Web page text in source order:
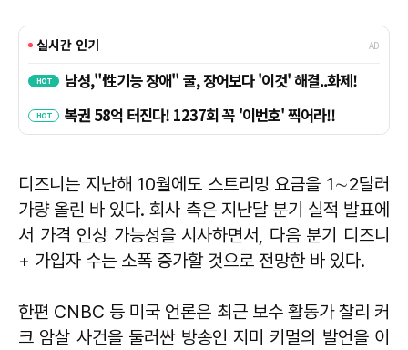
디즈니는 지난해 10월에도 스트리밍 요금을 1∼2달러
가량 올린 바 있다. 회사 측은 지난달 분기 실적 발표에
서 가격 인상 가능성을 시사하면서, 다음 분기 디즈니
+ 가입자 수는 소폭 증가할 것으로 전망한 바 있다.
한편 CNBC 등 미국 언론은 최근 보수 활동가 찰리 커
크 암살 사건을 둘러싼 방송인 지미 키멀의 발언을 이